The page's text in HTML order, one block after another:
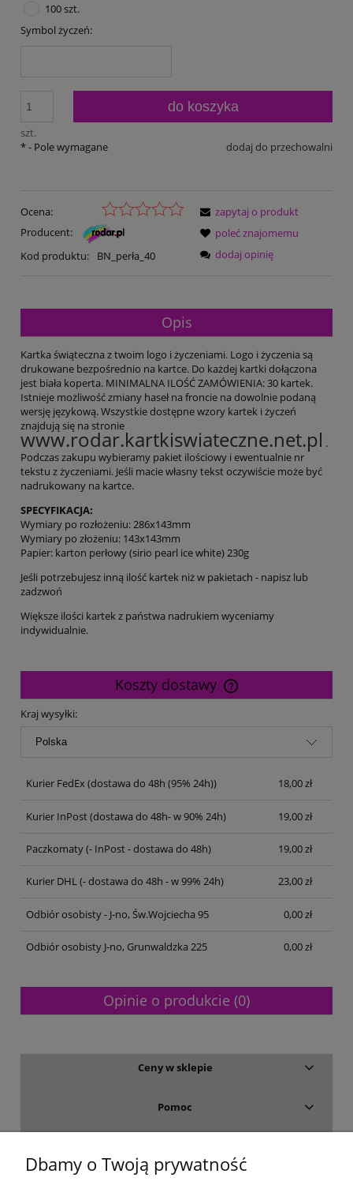
100 szt.
Symbol życzeń:
szt.
do koszyka
dodaj do przechowalni
*- Pole wymagane
Ocena:
Producent:
Kod produktu:
BN_perła_40
zapytaj o produkt
poleć znajomemu
dodaj opinię
Opis
Kartka świąteczna z twoim logo i życzeniami. Logo i życzenia są
drukowane bezpośrednio na kartce. Do każdej kartki dołączona
jest biała koperta. MINIMALNA ILOŚĆ ZAMÓWIENIA: 30 kartek.
Istnieje możliwość zmiany haseł na froncie na dowolnie podaną
wersję językową. Wszystkie dostępne wzory kartek i życzeń
znajdują się na stronie
www.rodar.kartkiswiateczne.net.pl .
Podczas zakupu wybieramy pakiet ilościowy i ewentualnie nr
tekstu z życzeniami. Jeśli macie własny tekst oczywiście może być
nadrukowany na kartce.
SPECYFIKACJA:
Wymiary po rozłożeniu: 286x143mm
Wymiary po złożeniu: 143x143mm
Papier: karton perłowy (sirio pearl ice white) 230g
Jeśli potrzebujesz inną ilość kartek niż w pakietach - napisz lub
zadzwoń
Większe ilości kartek z państwa nadrukiem wyceniamy
indywidualnie.
Koszty dostawy
Cena nie zawiera ewentualnych kosztów płatności
Kraj wysyłki:
Kurier FedEx(dostawa do 48h (95% 24h)) 18,00 zł
Kurier InPost(dostawa do 48h- w 90% 24h) 19,00 zł
Paczkomaty(- InPost - dostawa do 48h) 19,00 zł
Kurier DHL(- dostawa do 48h - w 99% 24h) 23,00 zł
Odbiór osobisty - J-no, Św.Wojciecha 95 0,00 zł
Odbiór osobisty J-no, Grunwaldzka 225 0,00 zł
Opinie o produkcie (0)
Ceny w sklepie
Pomoc
Dbamy o Twoją prywatność